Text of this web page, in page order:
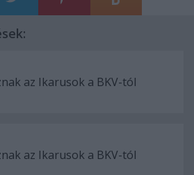
az Ikarusok a BKV-tól
az Ikarusok a BKV-tól